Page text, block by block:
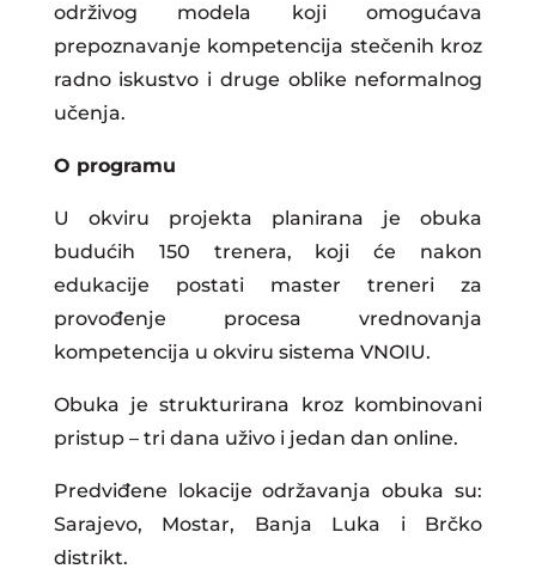
održivog modela koji omogućava
prepoznavanje kompetencija stečenih kroz
radno iskustvo i druge oblike neformalnog
učenja.
O programu
U okviru projekta planirana je obuka
budućih 150 trenera, koji će nakon
edukacije postati master treneri za
provođenje procesa vrednovanja
kompetencija u okviru sistema VNOIU.
Obuka je strukturirana kroz kombinovani
pristup – tri dana uživo i jedan dan online.
Predviđene lokacije održavanja obuka su:
Sarajevo, Mostar, Banja Luka i Brčko
distrikt.